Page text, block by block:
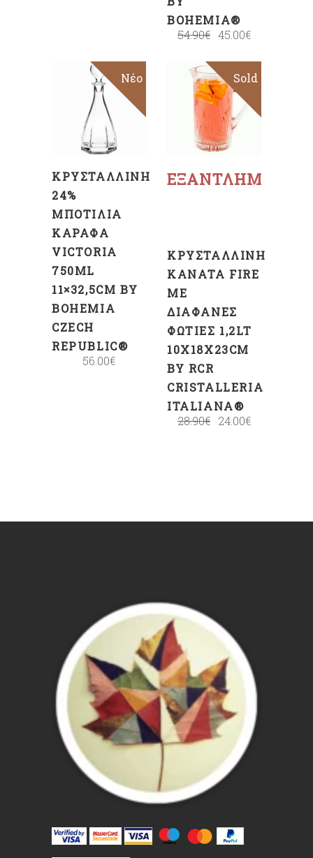
BOHEMIA®
54.90€ 45.00€
Νέο
ΠΡΟΣΘΉΚΗ
ΣΤΟ
ΚΑΛΆΘΙ
ΚΡΥΣΤΆΛΛΙΝΗ
24%
ΜΠΟΤΊΛΙΑ
ΚΑΡΆΦΑ
VICTORIA
750ML
11×32,5CM BY
BOHEMIA
CZECH
REPUBLIC®
56.00€
Sale
ΕΞΑΝΤΛΗΜΈΝΟ
Sold
Διαβάστε
ΚΡΥΣΤΆΛΛΙΝΗ
ΚΑΝΆΤΑ FIRE
ΜΕ
ΔΙΆΦΑΝΕΣ
ΦΩΤΙΈΣ 1,2LT
10X18X23CM
BY RCR
CRISTALLERIA
ITALIANA®
28.90€ 24.00€